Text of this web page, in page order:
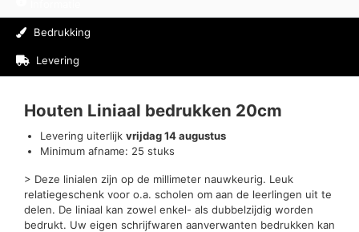
Bedrukking
Levering
Houten Liniaal bedrukken 20cm
Levering uiterlijk vrijdag 14 augustus
Minimum afname: 25 stuks
> Deze linialen zijn op de millimeter nauwkeurig. Leuk
relatiegeschenk voor o.a. scholen om aan de leerlingen uit te
delen. De liniaal kan zowel enkel- als dubbelzijdig worden
bedrukt. Uw eigen schrijfwaren aanverwanten bedrukken kan